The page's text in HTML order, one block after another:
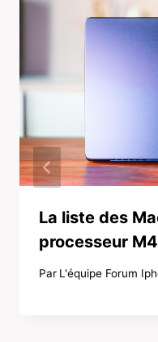
La liste des
processeur
Par L'équipe Forum